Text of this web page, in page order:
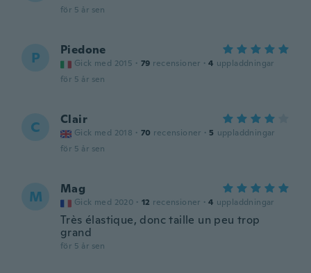
för 5 år sen
P Piedone
Gick med 2015 · 79 recensioner · 4 uppladdningar
för 5 år sen
C Clair
Gick med 2018 · 70 recensioner · 5 uppladdningar
för 5 år sen
M Mag
Gick med 2020 · 12 recensioner · 4 uppladdningar
Très élastique, donc taille un peu trop
grand
för 5 år sen